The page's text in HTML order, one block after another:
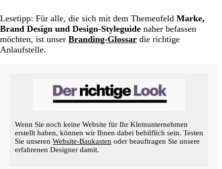
Lesetipp: Für alle, die sich mit dem Themenfeld Marke,
Brand Design und Design-Styleguide naher befassen
möchten, ist unser Branding-Glossar die richtige
Anlaufstelle.
Wenn Sie noch keine Website für Ihr Kleinunternehmen
erstellt haben, können wir Ihnen dabei behilflich sein. Testen
Sie unseren Website-Baukasten oder beauftragen Sie unsere
erfahrenen Designer damit.